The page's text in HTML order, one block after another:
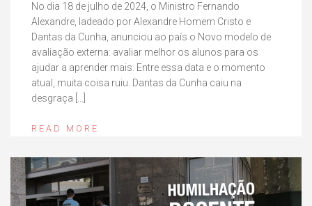
No dia 18 de julho de 2024, o Ministro Fernando
Alexandre, ladeado por Alexandre Homem Cristo e
Dantas da Cunha, anunciou ao país o Novo modelo de
avaliação externa: avaliar melhor os alunos para os
ajudar a aprender mais. Entre essa data e o momento
atual, muita coisa ruiu. Dantas da Cunha caiu na
desgraça […]
READ MORE